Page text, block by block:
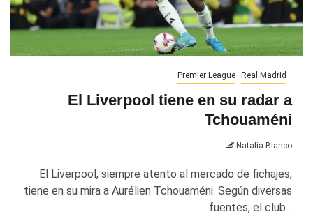
Premier League Real Madrid
El Liverpool tiene en su radar a
Tchouaméni
Natalia Blanco
El Liverpool, siempre atento al mercado de fichajes,
tiene en su mira a Aurélien Tchouaméni. Según diversas
fuentes, el club...